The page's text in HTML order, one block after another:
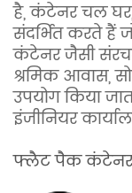
है, कंटेनर चल
संदर्भित करते हैं
कंटेनर जैसी
श्रमिक आवास,
उपयोग किया
इंजीनियर
फ्लैट पैक कंटेनर